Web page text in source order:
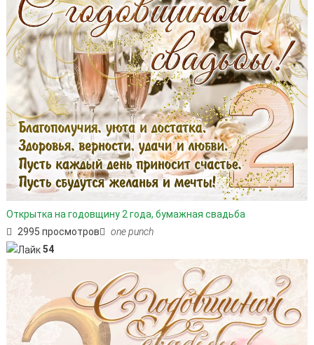
Открытка на годовщину 2 года, бумажная свадьба
2995 просмотров
one punch
54